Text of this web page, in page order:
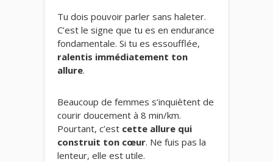
Tu dois pouvoir parler sans haleter.
C’est le signe que tu es en endurance
fondamentale. Si tu es essoufflée,
ralentis immédiatement ton
allure.
Beaucoup de femmes s’inquiètent de
courir doucement à 8 min/km.
Pourtant, c’est cette allure qui
construit ton cœur. Ne fuis pas la
lenteur, elle est utile.